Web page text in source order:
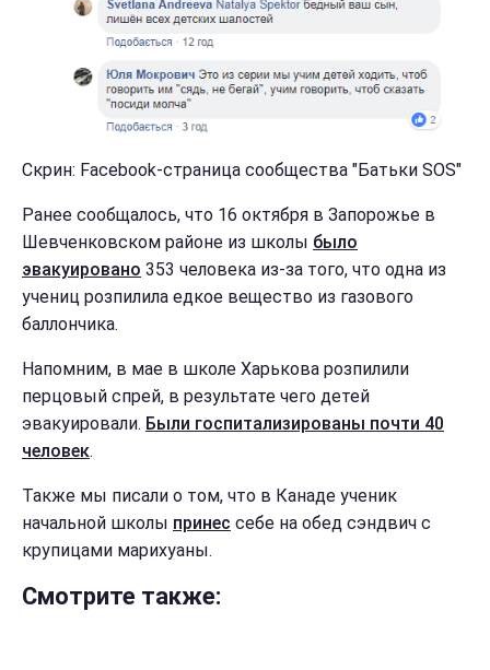
Скрин: Facebook-страница сообщества "Батьки SOS"
Ранее сообщалось, что 16 октября в Запорожье в
Шевченковском районе из школы было
эвакуировано 353 человека из-за того, что одна из
учениц розпилила едкое вещество из газового
баллончика.
Напомним, в мае в школе Харькова розпилили
перцовый спрей, в результате чего детей
эвакуировали. Были госпитализированы почти 40
человек.
Также мы писали о том, что в Канаде ученик
начальной школы принес себе на обед сэндвич с
крупицами марихуаны.
Смотрите также: